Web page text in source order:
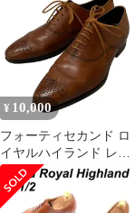
¥ 10,000
フォーティセカンド ロ
イヤルハイランド レザ
ーシューズ【AFC48】